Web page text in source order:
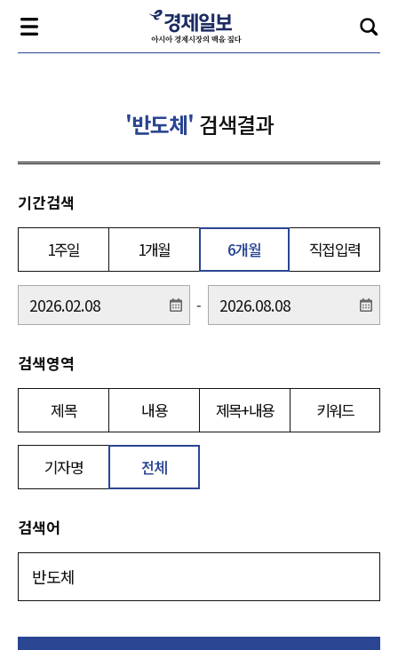
'반도체' 검색결과
기간검색
1주일 1개월 6개월 직접입력
-
검색영역
제목 내용 제목+내용 키워드
기자명 전체
검색어